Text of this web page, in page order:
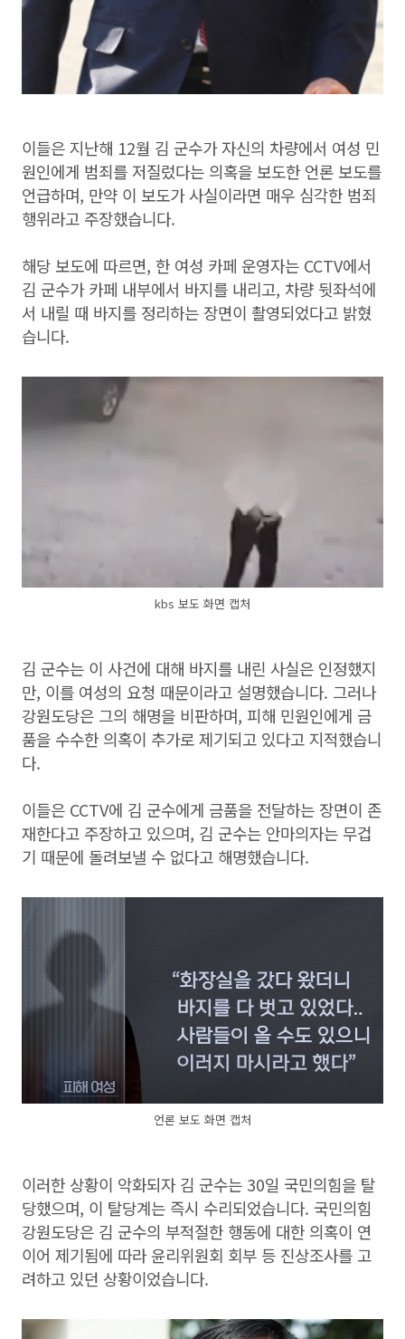
이들은 지난해 12월 김 군수가 자신의 차량에서 여성 민
원인에게 범죄를 저질렀다는 의혹을 보도한 언론 보도를
언급하며, 만약 이 보도가 사실이라면 매우 심각한 범죄
행위라고 주장했습니다.
해당 보도에 따르면, 한 여성 카페 운영자는 CCTV에서
김 군수가 카페 내부에서 바지를 내리고, 차량 뒷좌석에
서 내릴 때 바지를 정리하는 장면이 촬영되었다고 밝혔
습니다.
kbs 보도 화면 캡처
김 군수는 이 사건에 대해 바지를 내린 사실은 인정했지
만, 이를 여성의 요청 때문이라고 설명했습니다. 그러나
강원도당은 그의 해명을 비판하며, 피해 민원인에게 금
품을 수수한 의혹이 추가로 제기되고 있다고 지적했습니
다.
이들은 CCTV에 김 군수에게 금품을 전달하는 장면이 존
재한다고 주장하고 있으며, 김 군수는 안마의자는 무겁
기 때문에 돌려보낼 수 없다고 해명했습니다.
언론 보도 화면 캡처
이러한 상황이 악화되자 김 군수는 30일 국민의힘을 탈
당했으며, 이 탈당계는 즉시 수리되었습니다. 국민의힘
강원도당은 김 군수의 부적절한 행동에 대한 의혹이 연
이어 제기됨에 따라 윤리위원회 회부 등 진상조사를 고
려하고 있던 상황이었습니다.